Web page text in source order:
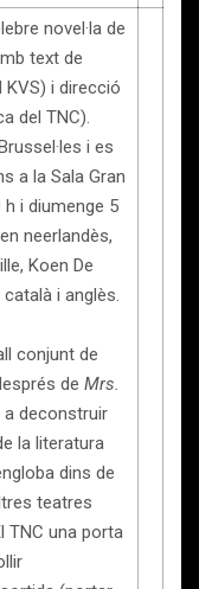
novel·la de
text de
i direcció
del TNC).
i es
a la Sala Gran
i diumenge 5
neerlandès,
Koen De
i anglès.
conjunt de
de Mrs.
a deconstruir
la literatura
dins de
teatres
TNC una porta